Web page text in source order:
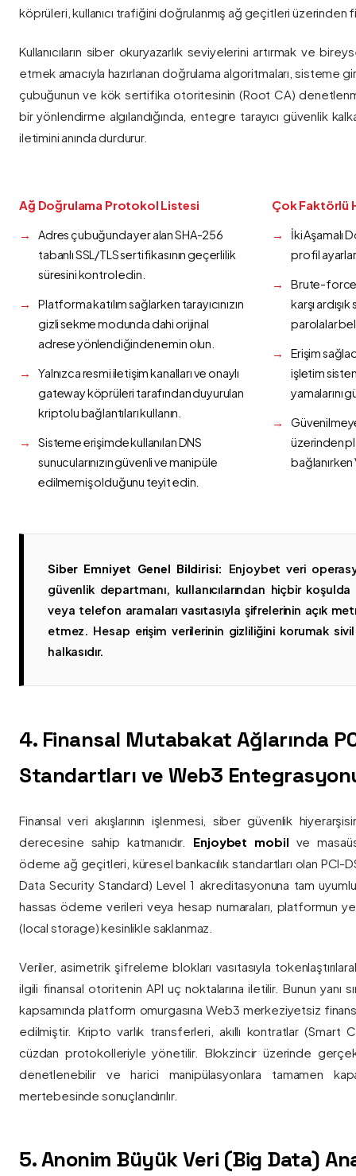
köprüleri, kullanıcı trafiğini doğrulanmış ağ geçitleri üzerinden
Kullanıcıların siber okuryazarlık seviyelerini artırmak ve
etmek amacıyla hazırlanan doğrulama algoritmaları, sisteme
çubuğunun ve kök sertifika otoritesinin (Root CA)
bir yönlendirme algılandığında, entegre tarayıcı güvenlik
iletimini anında durdurur.
Ağ Doğrulama Protokol Listesi
Adres çubuğunda yer alan SHA-256
tabanlı SSL/TLS sertifikasının geçerlilik
süresini kontrol edin.
Platforma katılım sağlarken tarayıcınızın
gizli sekme modunda dahi orijinal
adrese yönlendiğinden emin olun.
Yalnızca resmi iletişim kanalları ve onaylı
gateway köprüleri tarafından duyurulan
kriptolu bağlantıları kullanın.
Sisteme erişimde kullanılan DNS
sunucularınızın güvenli ve manipüle
edilmemiş olduğunu teyit edin.
Çok Faktörlü
İki Aşamalı
profil
Brute-force
karşı
parolalar
Erişim
işletim
yamalarını
üzerinden
bağlanırken
Siber Emniyet Genel Bildirisi:
Enjoybet veri
güvenlik departmanı, kullanıcılarından hiçbir
veya telefon aramaları vasıtasıyla şifrelerinin açık
etmez. Hesap erişim verilerinin gizliliğini korumak
halkasıdır.
4. Finansal Mutabakat Ağlarında
Standartları ve Web3
Finansal veri akışlarının işlenmesi, siber güvenlik
derecesine sahip katmanıdır. Enjoybet mobil ve
ödeme ağ geçitleri, küresel bankacılık standartları olan PCI-
Data Security Standard) Level 1 akreditasyonuna tam
hassas ödeme verileri veya hesap numaraları, platformun
(local storage) kesinlikle saklanmaz.
Veriler, asimetrik şifreleme blokları vasıtasıyla
ilgili finansal otoritenin API uç noktalarına iletilir. Bunun yanı
kapsamında platform omurgasına Web3 merkeziyetsiz
edilmiştir. Kripto varlık transferleri, akıllı kontratlar (Smart
cüzdan protokolleriyle yönetilir. Blokzincir üzerinde
denetlenebilir ve harici manipülasyonlara tamamen
mertebesinde sonuçlandırılır.
5. Anonim Büyük Veri (Big Data)